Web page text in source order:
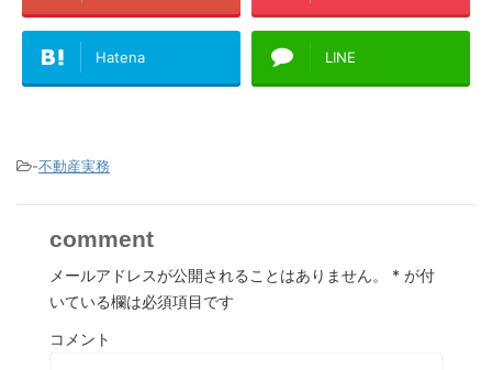
Hatena LINE
-不動産実務
comment
メールアドレスが公開されることはありません。 * が付
いている欄は必須項目です
コメント